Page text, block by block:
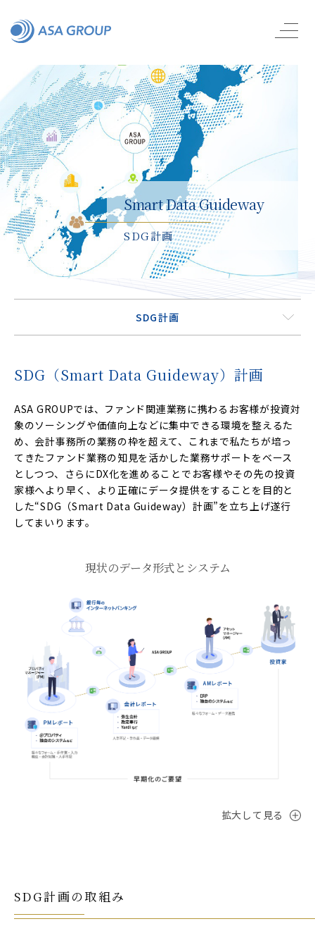
Smart Data Guideway
SDG計画
SDG計画
SDG（Smart Data Guideway）計画
ASA GROUPでは、ファンド関連業務に携わるお客様が投資対
象のソーシングや価値向上などに集中できる環境を整えるた
め、会計事務所の業務の枠を超えて、これまで私たちが培っ
てきたファンド業務の知見を活かした業務サポートをベース
としつつ、さらにDX化を進めることでお客様やその先の投資
家様へより早く、より正確にデータ提供をすることを目的と
した“SDG（Smart Data Guideway）計画”を立ち上げ遂行
してまいります。
現状のデータ形式とシステム
拡大して見る
SDG計画の取組み